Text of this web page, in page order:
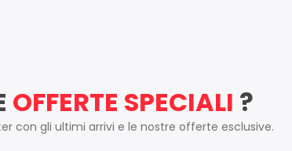
OFFERTE SPECIALI ?
con gli ultimi arrivi e le nostre offerte esclusive.